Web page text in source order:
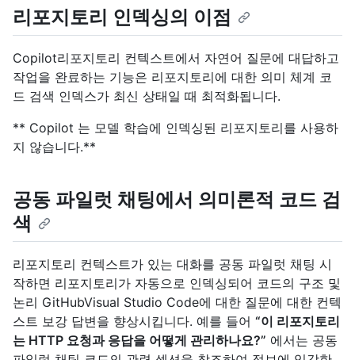
리포지토리 인덱싱의 이점
Copilot리포지토리 컨텍스트에서 자연어 질문에 대답하고
작업을 완료하는 기능은 리포지토리에 대한 의미 체계 코
드 검색 인덱스가 최신 상태일 때 최적화됩니다.
** Copilot 는 모델 학습에 인덱싱된 리포지토리를 사용하
지 않습니다.**
공동 파일럿 채팅에서 의미론적 코드 검
색
리포지토리 컨텍스트가 있는 대화를 공동 파일럿 채팅 시
작하면 리포지토리가 자동으로 인덱싱되어 코드의 구조 및
논리 GitHubVisual Studio Code에 대한 질문에 대한 컨텍
스트 보강 답변을 향상시킵니다. 예를 들어 “이 리포지토리
는 HTTP 요청과 응답을 어떻게 관리하나요?” 에서는 공동